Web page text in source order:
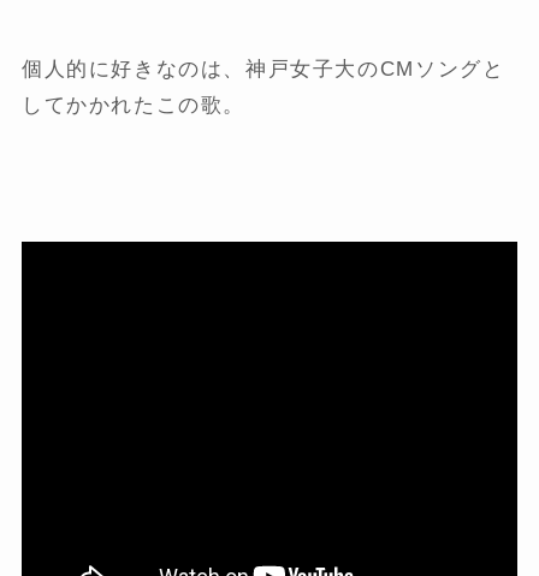
個人的に好きなのは、神戸女子大のCMソングと
してかかれたこの歌。